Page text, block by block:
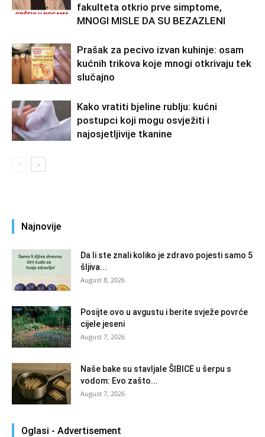
fakulteta otkrio prve simptome,
MNOGI MISLE DA SU BEZAZLENI
Prašak za pecivo izvan kuhinje: osam
kućnih trikova koje mnogi otkrivaju tek
slučajno
Kako vratiti bjeline rublju: kućni
postupci koji mogu osvježiti i
najosjetljivije tkanine
Najnovije
Da li ste znali koliko je zdravo pojesti samo 5
šljiva...
August 8, 2026
Posijte ovo u avgustu i berite svježe povrće
cijele jeseni
August 7, 2026
Naše bake su stavljale ŠIBICE u šerpu s
vodom: Evo zašto...
August 7, 2026
Oglasi - Advertisement